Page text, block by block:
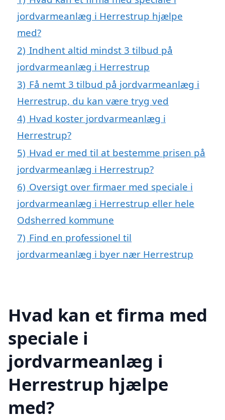
jordvarmeanlæg i Herrestrup hjælpe
med?
2) Indhent altid mindst 3 tilbud på
jordvarmeanlæg i Herrestrup
3) Få nemt 3 tilbud på jordvarmeanlæg i
Herrestrup, du kan være tryg ved
4) Hvad koster jordvarmeanlæg i
Herrestrup?
5) Hvad er med til at bestemme prisen på
jordvarmeanlæg i Herrestrup?
6) Oversigt over firmaer med speciale i
jordvarmeanlæg i Herrestrup eller hele
Odsherred kommune
7) Find en professionel til
jordvarmeanlæg i byer nær Herrestrup
Hvad kan et firma med
speciale i
jordvarmeanlæg i
Herrestrup hjælpe
med?